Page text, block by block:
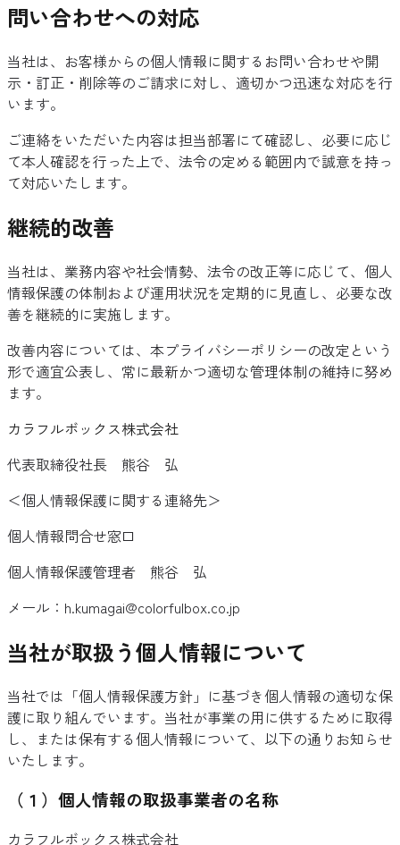
問い合わせへの対応
当社は、お客様からの個人情報に関するお問い合わせや開
示・訂正・削除等のご請求に対し、適切かつ迅速な対応を行
います。
ご連絡をいただいた内容は担当部署にて確認し、必要に応じ
て本人確認を行った上で、法令の定める範囲内で誠意を持っ
て対応いたします。
継続的改善
当社は、業務内容や社会情勢、法令の改正等に応じて、個人
情報保護の体制および運用状況を定期的に見直し、必要な改
善を継続的に実施します。
改善内容については、本プライバシーポリシーの改定という
形で適宜公表し、常に最新かつ適切な管理体制の維持に努め
ます。
カラフルボックス株式会社
代表取締役社長 熊谷 弘
＜個人情報保護に関する連絡先＞
個人情報問合せ窓口
個人情報保護管理者 熊谷 弘
メール： h.kumagai@colorfulbox.co.jp
当社が取扱う個人情報について
当社では「個人情報保護方針」に基づき個人情報の適切な保
護に取り組んでいます。当社が事業の用に供するために取得
し、または保有する個人情報について、以下の通りお知らせ
いたします。
（１）個人情報の取扱事業者の名称
カラフルボックス株式会社